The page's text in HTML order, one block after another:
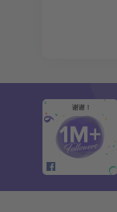
谢谢！